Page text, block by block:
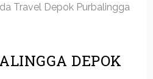
Travel Depok Purbalingga
DEPOK